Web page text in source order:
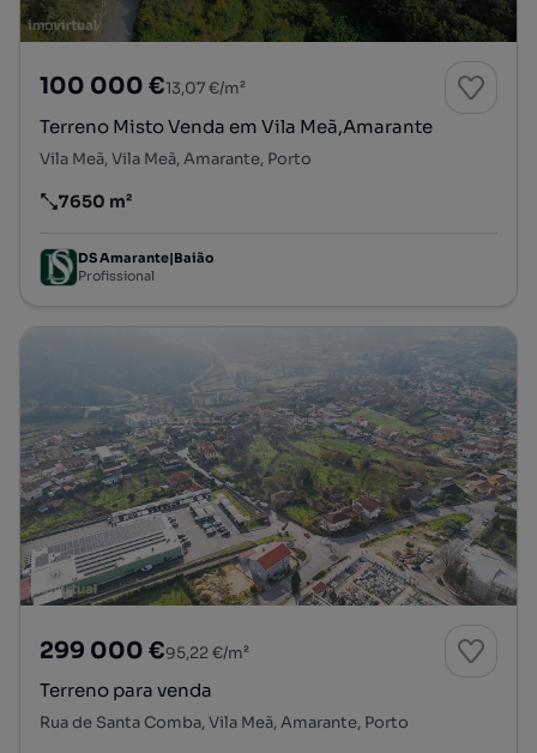
100 000 €13,07 €/m²
Terreno Misto Venda em Vila Meã,Amarante
Vila Meã, Vila Meã, Amarante, Porto
Preço por metro quadrado
7650 m²
DS Amarante|Baião
Profissional
299 000 €95,22 €/m²
Terreno para venda
Rua de Santa Comba, Vila Meã, Amarante, Porto